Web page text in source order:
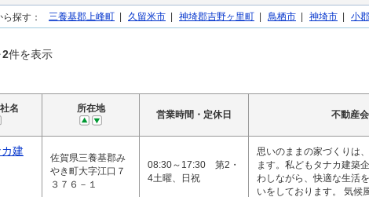
探す： 三養基郡上峰町 | 久留米市 | 神埼郡吉野ヶ里町 | 鳥栖市 | 神埼市 | 小
2件を表示
名 所在地
営業時間・定休日 不動産
カ建
佐賀県三養基郡み
やき町大字江口７
３７６－１
08:30～17:30 第2・
4土曜、日祝
思いのままの家づくりは
ます。私どもタナカ建築
わしながら、快適な生活
いをしております。 気候